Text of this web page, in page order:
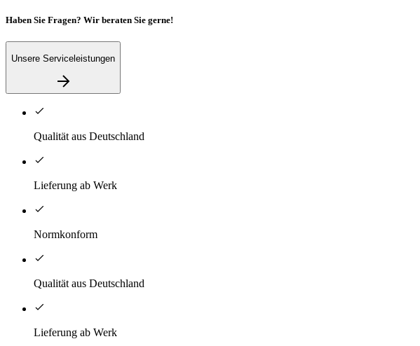
Haben Sie Fragen? Wir beraten Sie gerne!
Unsere Serviceleistungen
Qualität aus Deutschland
Lieferung ab Werk
Normkonform
Qualität aus Deutschland
Lieferung ab Werk